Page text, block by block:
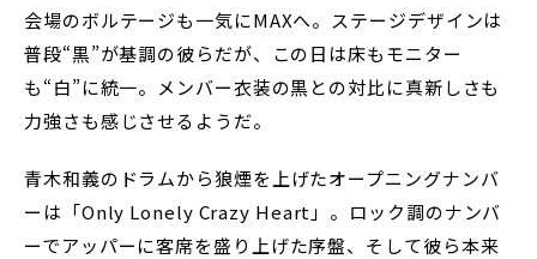
会場のボルテージも一気にMAXへ。ステージデザインは
普段“黒”が基調の彼らだが、この日は床もモニター
も“白”に統一。メンバー衣装の黒との対比に真新しさも
力強さも感じさせるようだ。
青木和義のドラムから狼煙を上げたオープニングナンバ
ーは「Only Lonely Crazy Heart」。ロック調のナンバ
ーでアッパーに客席を盛り上げた序盤、そして彼ら本来